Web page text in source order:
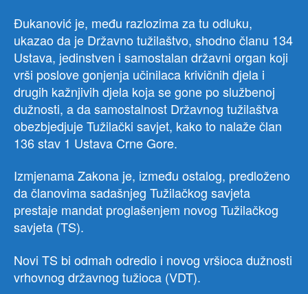
Đukanović je, među razlozima za tu odluku,
ukazao da je Državno tužilaštvo, shodno članu 134
Ustava, jedinstven i samostalan državni organ koji
vrši poslove gonjenja učinilaca krivičnih djela i
drugih kažnjivih djela koja se gone po službenoj
dužnosti, a da samostalnost Državnog tužilaštva
obezbjedjuje Tužilački savjet, kako to nalaže član
136 stav 1 Ustava Crne Gore.
Izmjenama Zakona je, između ostalog, predloženo
da članovima sadašnjeg Tužilačkog savjeta
prestaje mandat proglašenjem novog Tužilačkog
savjeta (TS).
Novi TS bi odmah odredio i novog vršioca dužnosti
vrhovnog državnog tužioca (VDT).